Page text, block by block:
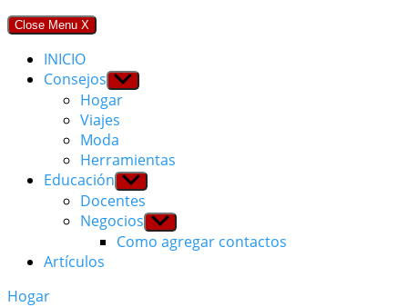
Close Menu X
INICIO
Consejos Show
sub
menu
Hogar
Viajes
Moda
Herramientas
Educación Show
sub
menu
Docentes
Negocios Show
sub
menu
Como agregar contactos
Artículos
Hogar